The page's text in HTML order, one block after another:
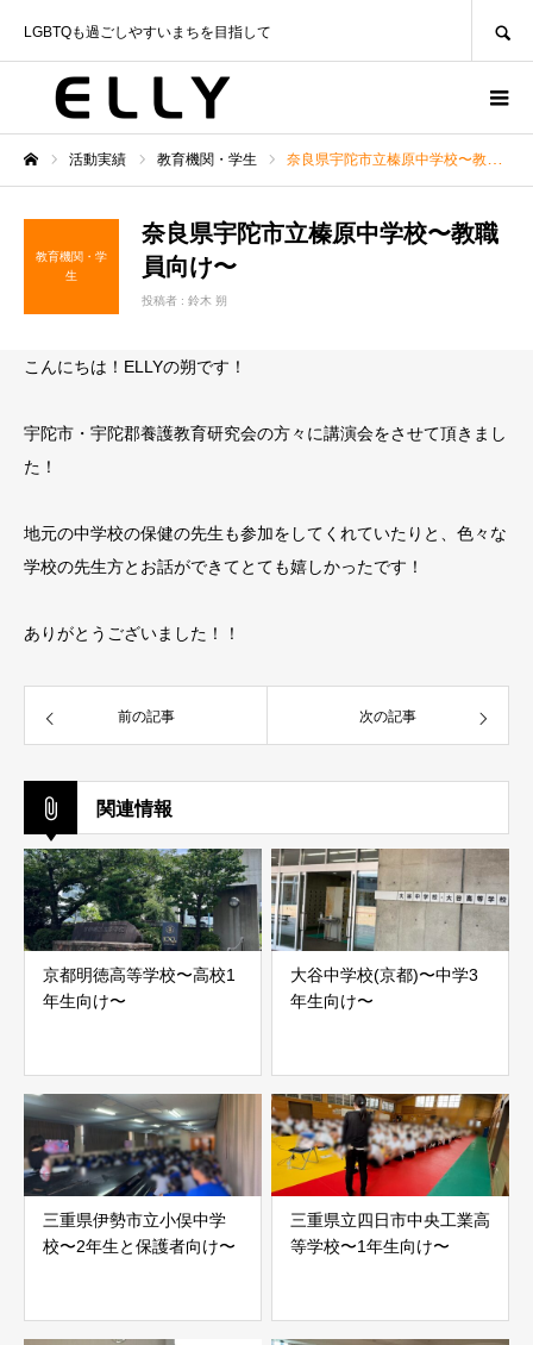
LGBTQも過ごしやすいまちを目指して
活動実績 教育機関・学生 奈良県宇陀市立榛原中学校〜教職員向け〜
教育機関・学
生
奈良県宇陀市立榛原中学校〜教職
員向け〜
投稿者 : 鈴木 朔
こんにちは！ELLYの朔です！
宇陀市・宇陀郡養護教育研究会の方々に講演会をさせて頂きまし
た！
地元の中学校の保健の先生も参加をしてくれていたりと、色々な
学校の先生方とお話ができてとても嬉しかったです！
ありがとうございました！！
前の記事 次の記事
関連情報
京都明徳高等学校〜高校1
年生向け〜
大谷中学校(京都)〜中学3
年生向け〜
三重県伊勢市立小俣中学
校〜2年生と保護者向け〜
三重県立四日市中央工業高
等学校〜1年生向け〜